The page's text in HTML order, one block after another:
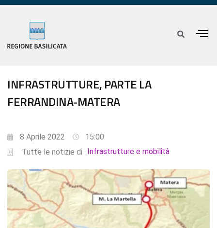
INFRASTRUTTURE, PARTE LA
FERRANDINA-MATERA
8 Aprile 2022
15:00
Tutte le notizie di
Infrastrutture e mobilità